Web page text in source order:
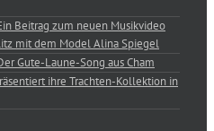
Beitrag zum neuen Musikvideo
mit dem Model Alina Spiegel
Gute-Laune-Song aus Cham
ihre Trachten-Kollektion in